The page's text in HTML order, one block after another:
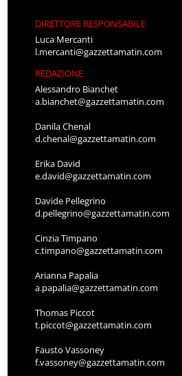
DIRETTORE RESPONSABILE
Luca Mercanti
l.mercanti@gazzettamatin.com
REDAZIONE
Alessandro Bianchet
a.bianchet@gazzettamatin.com
Danila Chenal
d.chenal@gazzettamatin.com
Erika David
e.david@gazzettamatin.com
Davide Pellegrino
d.pellegrino@gazzettamatin.com
Cinzia Timpano
c.timpano@gazzettamatin.com
Arianna Papalia
a.papalia@gazzettamatin.com
Thomas Piccot
t.piccot@gazzettamatin.com
Fausto Vassoney
f.vassoney@gazzettamatin.com